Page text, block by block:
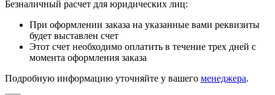
Безналичный расчет для юридических лиц:
При оформлении заказа на указанные вами реквизиты
будет выставлен счет
Этот счет необходимо оплатить в течение трех дней с
момента оформления заказа
Подробную информацию уточняйте у вашего менеджера.